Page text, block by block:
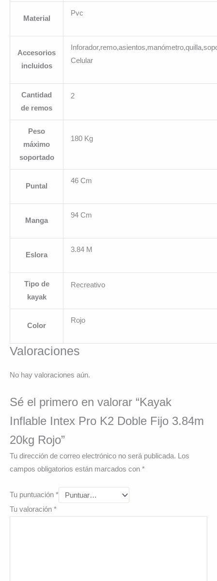
Material
Pvc
Accesorios
incluidos
Celular
Cantidad
de remos
2
Peso
máximo
soportado
180 Kg
Puntal
46 Cm
Manga
94 Cm
Eslora
3.84 M
Tipo de
kayak
Recreativo
Color
Rojo
Valoraciones
No hay valoraciones aún.
Sé el primero en valorar “Kayak
Inflable Intex Pro K2 Doble Fijo 3.84m
20kg Rojo”
Tu dirección de correo electrónico no será publicada.
Los
campos obligatorios están marcados con *
Tu puntuación *
Tu valoración *